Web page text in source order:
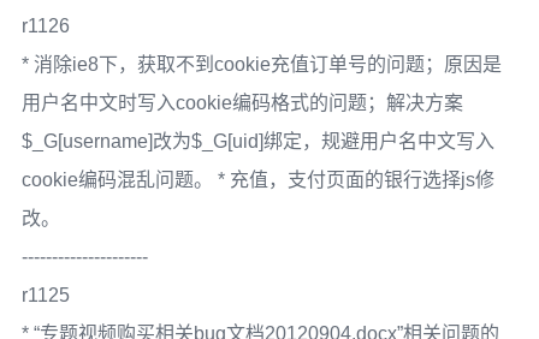
r1126
* 消除ie8下，获取不到cookie充值订单号的问题；原因是
用户名中文时写入cookie编码格式的问题；解决方案
$_G[username]改为$_G[uid]绑定，规避用户名中文写入
cookie编码混乱问题。 * 充值，支付页面的银行选择js修
改。
---------------------
r1125
* “专题视频购买相关bug文档20120904.docx”相关问题的